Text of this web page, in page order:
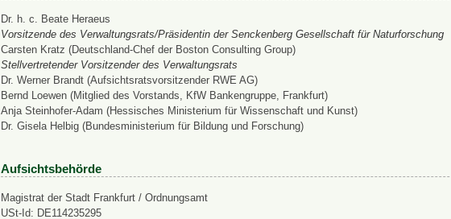
Dr. h. c. Beate Heraeus
Vorsitzende des Verwaltungsrats/Präsidentin der Senckenberg Gesellschaft für Naturforschung
Carsten Kratz (Deutschland-Chef der Boston Consulting Group)
Stellvertretender Vorsitzender des Verwaltungsrats
Dr. Werner Brandt (Aufsichtsratsvorsitzender RWE AG)
Bernd Loewen (Mitglied des Vorstands, KfW Bankengruppe, Frankfurt)
Anja Steinhofer-Adam (Hessisches Ministerium für Wissenschaft und Kunst)
Dr. Gisela Helbig (Bundesministerium für Bildung und Forschung)
Aufsichtsbehörde
Magistrat der Stadt Frankfurt / Ordnungsamt
USt-Id: DE114235295